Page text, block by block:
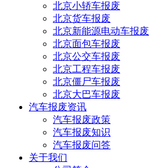
北京小轿车报废
北京货车报废
北京新能源电动车报废
北京面包车报废
北京公交车报废
北京工程车报废
北京僵尸车报废
北京大巴车报废
汽车报废资讯
汽车报废政策
汽车报废知识
汽车报废问答
关于我们